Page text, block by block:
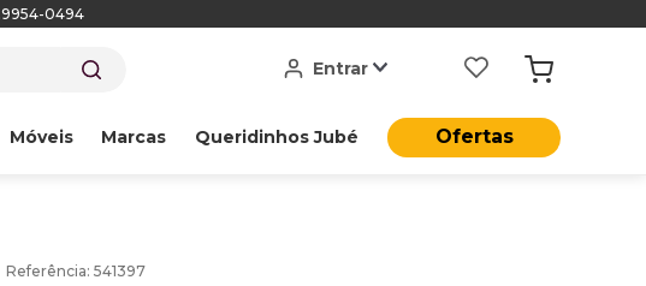
0494
Entrar
Móveis Marcas Queridinhos Jubé Ofertas
Referência:541397